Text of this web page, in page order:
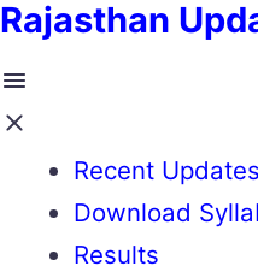
Rajasthan
Recent Updates
Download
Results